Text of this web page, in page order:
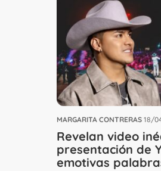
MARGARITA CONTRERAS 18/
Revelan video
presentación de
emotivas